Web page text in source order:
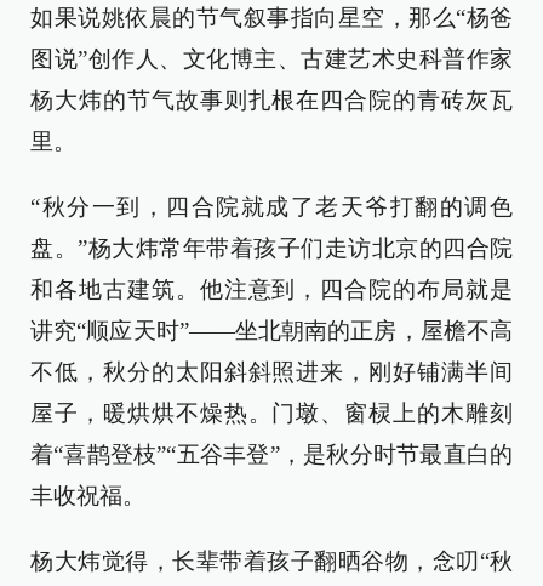
如果说姚依晨的节气叙事指向星空，那么“杨爸
图说”创作人、文化博主、古建艺术史科普作家
杨大炜的节气故事则扎根在四合院的青砖灰瓦
里。
“秋分一到，四合院就成了老天爷打翻的调色
盘。”杨大炜常年带着孩子们走访北京的四合院
和各地古建筑。他注意到，四合院的布局就是
讲究“顺应天时”——坐北朝南的正房，屋檐不高
不低，秋分的太阳斜斜照进来，刚好铺满半间
屋子，暖烘烘不燥热。门墩、窗棂上的木雕刻
着“喜鹊登枝”“五谷丰登”，是秋分时节最直白的
丰收祝福。
杨大炜觉得，长辈带着孩子翻晒谷物，念叨“秋